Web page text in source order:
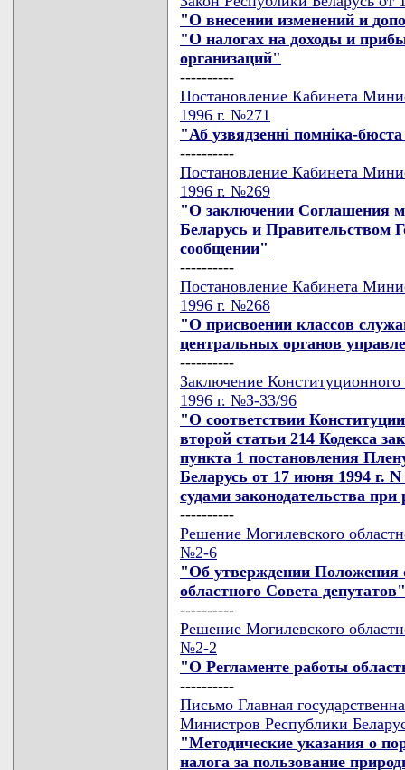
"О внесении изменений и
"О налогах на доходы и
организаций"
----------
Постановление Кабинета
1996 г. №271
"Аб узвядзеннi помнiка-
----------
Постановление Кабинета
1996 г. №269
"О заключении Соглашения
Беларусь и Правительством
сообщении"
----------
Постановление Кабинета
1996 г. №268
"О присвоении классов
центральных органов
----------
Заключение
1996 г. №З-33/96
"О соответствии
второй статьи 214 Кодекса
пункта 1 постановления
Беларусь от 17 июня 1994 г.
судами законодательства
----------
Решение Могилевского
№2-6
"Об утверждении Положения
областного Совета депутатов"
----------
Решение Могилевского
№2-2
"О Регламенте работы
----------
Письмо Главная
Министров Республики
"Методические указания о
налога за пользование